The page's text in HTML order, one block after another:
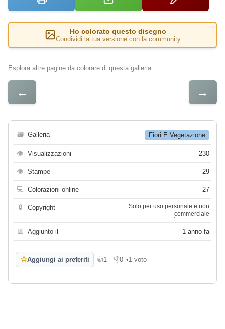
Ho colorato questo disegno
Condividi la tua versione con la community
Esplora altre pagine da colorare di questa galleria
← →
🗃 Galleria Fiori E Vegetazione
👁 Visualizzazioni 230
👁 Stampe 29
💻 Colorazioni online 27
🔒 Copyright
Solo per uso personale e non
commerciale
📅 Aggiunto il 1 anno fa
☆Aggiungi ai preferiti 👍1
Mi piace
👎0
Non mi piace
•1 voto